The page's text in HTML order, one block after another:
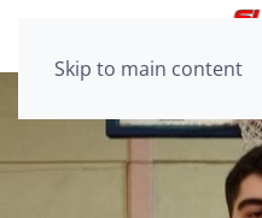
Skip to main content